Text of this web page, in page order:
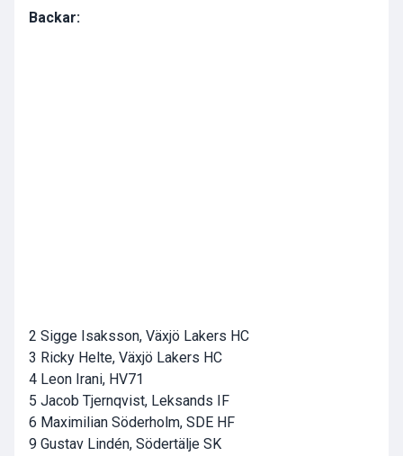
Backar:
2 Sigge Isaksson, Växjö Lakers HC
3 Ricky Helte, Växjö Lakers HC
4 Leon Irani, HV71
5 Jacob Tjernqvist, Leksands IF
6 Maximilian Söderholm, SDE HF
9 Gustav Lindén, Södertälje SK